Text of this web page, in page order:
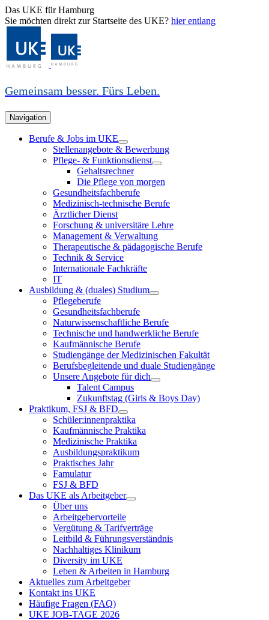
Das UKE für Hamburg
Sie möchten direkt zur Startseite des UKE? hier entlang
Gemeinsam besser. Fürs Leben.
Navigation
Berufe & Jobs im UKE
Stellenangebote & Bewerbung
Pflege- & Funktionsdienst
Gehaltsrechner
Die Pflege von morgen
Gesundheitsfachberufe
Medizinisch-technische Berufe
Ärztlicher Dienst
Forschung & universitäre Lehre
Management & Verwaltung
Therapeutische & pädagogische Berufe
Technik & Service
Internationale Fachkräfte
IT
Ausbildung & (duales) Studium
Pflegeberufe
Gesundheitsfachberufe
Naturwissenschaftliche Berufe
Technische und handwerkliche Berufe
Kaufmännische Berufe
Studiengänge der Medizinischen Fakultät
Berufsbegleitende und duale Studiengänge
Unsere Angebote für dich
Talent Campus
Zukunftstag (Girls & Boys Day)
Praktikum, FSJ & BFD
Schüler:innenpraktika
Kaufmännische Praktika
Medizinische Praktika
Ausbildungspraktikum
Praktisches Jahr
Famulatur
FSJ & BFD
Das UKE als Arbeitgeber
Über uns
Arbeitgebervorteile
Vergütung & Tarifverträge
Leitbild & Führungsverständnis
Nachhaltiges Klinikum
Diversity im UKE
Leben & Arbeiten in Hamburg
Aktuelles zum Arbeitgeber
Kontakt ins UKE
Häufige Fragen (FAQ)
UKE JOB-TAGE 2026